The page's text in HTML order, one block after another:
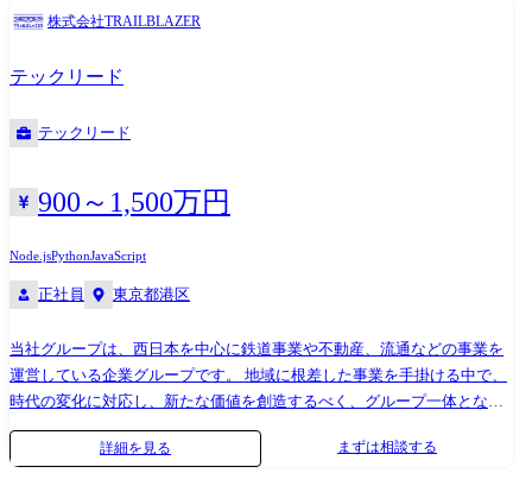
体的な業務内容】 「技術開発・先行導入」の観点から、以下の業務を遂
発、R&D 活動を通じビジネス成果の技術的な観点からのアセット化の推
進。 ●ピープル・組織マネジメント: 技術志向の強いデータサイエンティ
ストの育成、キャリア支援、チームビルディング、および組織マネジメ
を特定し、その解決に向けたロードマップの策定と進捗管理。 ●社内外
との技術連携・調整: 新しい技術基盤の構築や技術導入に伴う、JR 西日
いたデータ加工・分析) ・PySpark(分散データ処理の運用) ・FastAPI /
複雑なクエリ設計(window関数を用いた時系列データ処理・順位付け) ・
WITH句(CTE)を活用した可読性の高いクエリ設計 ・explainを用いたクエ
リチューニング ・JSON等のネストデータ処理 ●クラウド ・Azure(Blob
Storage / ファイル共有 / VM運用・コスト管理 / ネットワーク) ・
GCP(BigQuery / Gemini API) ・AWS(S3 / ECR / EKS / Bedrock / CloudShell)
株式会社TRAILBLAZER
テックリード
テックリード
900～1,500万円
Node.jsPythonJavaScript
正社員 東京都港区
当社グループは、西日本を中心に鉄道事業や不動産、流通などの事業を
運営している企業グループです。 地域に根差した事業を手掛ける中で、
時代の変化に対応し、新たな価値を創造するべく、グループ一体となっ
て《顧客体験・鉄道システム・従業員の働き方の再構築》に取り組んで
います。 その中でも弊社は、JR西日本グループの各事業と一体でデジタ
詳細を見る まずは相談する